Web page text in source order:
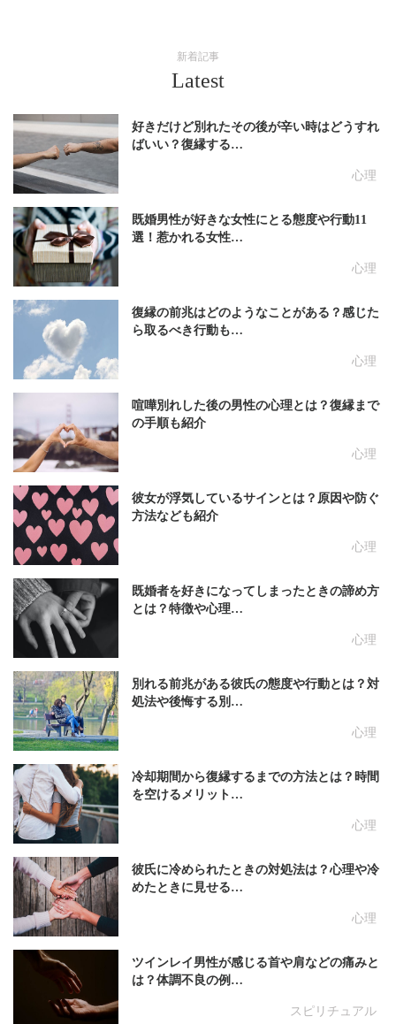
新着記事
Latest
心理
好きだけど別れたその後が辛い時はどうすれ
ばいい？復縁する…
心理
既婚男性が好きな女性にとる態度や行動11
選！惹かれる女性…
心理
復縁の前兆はどのようなことがある？感じた
ら取るべき行動も…
心理
喧嘩別れした後の男性の心理とは？復縁まで
の手順も紹介
心理
彼女が浮気しているサインとは？原因や防ぐ
方法なども紹介
心理
既婚者を好きになってしまったときの諦め方
とは？特徴や心理…
心理
別れる前兆がある彼氏の態度や行動とは？対
処法や後悔する別…
心理
冷却期間から復縁するまでの方法とは？時間
を空けるメリット…
心理
彼氏に冷められたときの対処法は？心理や冷
めたときに見せる…
スピリチュアル
ツインレイ男性が感じる首や肩などの痛みと
は？体調不良の例…